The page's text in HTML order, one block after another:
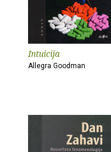
Intuicija
Allegra Goodman